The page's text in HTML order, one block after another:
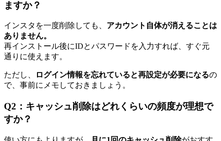
ますか？
インスタを一度削除しても、 アカウント自体が消えることは
ありません。
再インストール後にIDとパスワードを入力すれば、すぐ元
通りに使えます。
ただし、 ログイン情報を忘れていると再設定が必要になるの
で、事前にメモしておきましょう。
Q2：キャッシュ削除はどれくらいの頻度が理想で
すか？